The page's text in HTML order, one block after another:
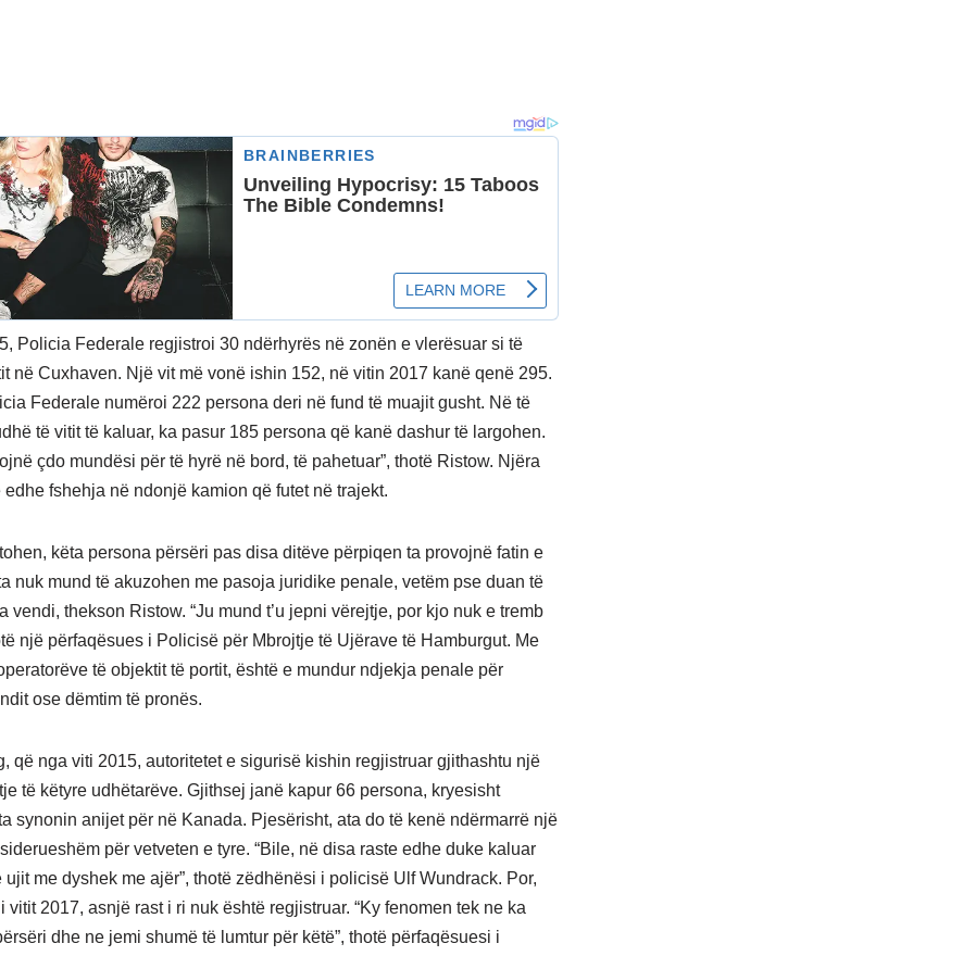
Policia Federale regjistroi 30 ndërhyrës në zonën e vlerësuar si të
në Cuxhaven. Një vit më vonë ishin 152, në vitin 2017 kanë qenë 295.
Federale numëroi 222 persona deri në fund të muajit gusht. Në të
të vitit të kaluar, ka pasur 185 persona që kanë dashur të largohen.
çdo mundësi për të hyrë në bord, të pahetuar”, thotë Ristow. Njëra
edhe fshehja në ndonjë kamion që futet në trajekt.
këta persona përsëri pas disa ditëve përpiqen ta provojnë fatin e
nuk mund të akuzohen me pasoja juridike penale, vetëm pse duan të
vendi, thekson Ristow. “Ju mund t’u jepni vërejtje, por kjo nuk e tremb
një përfaqësues i Policisë për Mbrojtje të Ujërave të Hamburgut. Me
të objektit të portit, është e mundur ndjekja penale për
ose dëmtim të pronës.
që nga viti 2015, autoritetet e sigurisë kishin regjistruar gjithashtu një
të këtyre udhëtarëve. Gjithsej janë kapur 66 persona, kryesisht
synonin anijet për në Kanada. Pjesërisht, ata do të kenë ndërmarrë një
për vetveten e tyre. “Bile, në disa raste edhe duke kaluar
ujit me dyshek me ajër”, thotë zëdhënësi i policisë Ulf Wundrack. Por,
vitit 2017, asnjë rast i ri nuk është regjistruar. “Ky fenomen tek ne ka
dhe ne jemi shumë të lumtur për këtë”, thotë përfaqësuesi i